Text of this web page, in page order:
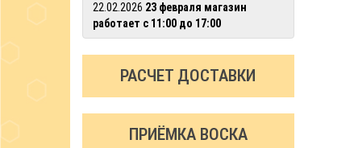
22.02.2026 23 февраля магазин
работает с 11:00 до 17:00
РАСЧЕТ ДОСТАВКИ
ПРИЁМКА ВОСКА